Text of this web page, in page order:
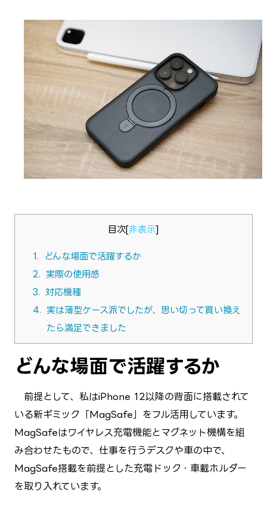
目次[非表示]
1.
どんな場面で活躍するか
2.
実際の使用感
3. 対応機種
4.
実は薄型ケース派でしたが、思い切って買い換え
たら満足できました
どんな場面で活躍するか
前提として、私はiPhone 12以降の背面に搭載されて
いる新ギミック「MagSafe」をフル活用しています。
MagSafeはワイヤレス充電機能とマグネット機構を組
み合わせたもので、仕事を行うデスクや車の中で、
MagSafe搭載を前提とした充電ドック・車載ホルダー
を取り入れています。